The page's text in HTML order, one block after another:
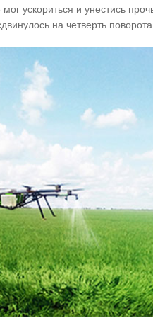
ускориться и унестись
на четверть поворота.